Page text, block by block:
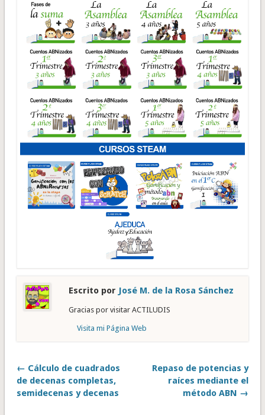
Escrito por José M. de la Rosa Sánchez
Gracias por visitar ACTILUDIS
Visita mi Página Web
← Cálculo de cuadrados
de decenas completas,
semidecenas y decenas
Repaso de potencias y
raíces mediante el
método ABN →